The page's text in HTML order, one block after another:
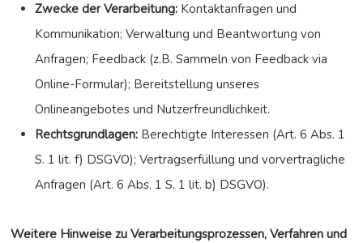
Zwecke der Verarbeitung: Kontaktanfragen und
Kommunikation; Verwaltung und Beantwortung von
Anfragen; Feedback (z.B. Sammeln von Feedback via
Online-Formular); Bereitstellung unseres
Onlineangebotes und Nutzerfreundlichkeit.
Rechtsgrundlagen: Berechtigte Interessen (Art. 6 Abs. 1
S. 1 lit. f) DSGVO); Vertragserfüllung und vorvertragliche
Anfragen (Art. 6 Abs. 1 S. 1 lit. b) DSGVO).
Weitere Hinweise zu Verarbeitungsprozessen, Verfahren und